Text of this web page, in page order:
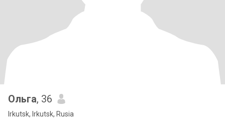
Ольга, 36
Irkutsk, Irkutsk, Rusia